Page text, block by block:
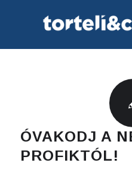
ÓVAKODJ A
PROFIKTÓL!